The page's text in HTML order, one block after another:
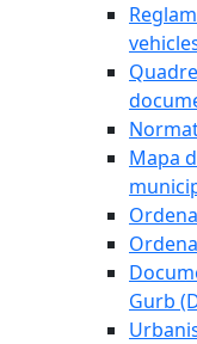
Mapa
Gurb